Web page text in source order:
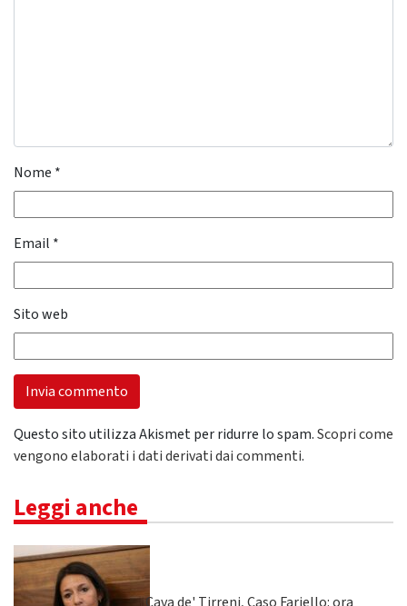
Nome *
Email *
Sito web
Questo sito utilizza Akismet per ridurre lo spam.Scopri come
vengono elaborati i dati derivati dai commenti.
Leggi anche